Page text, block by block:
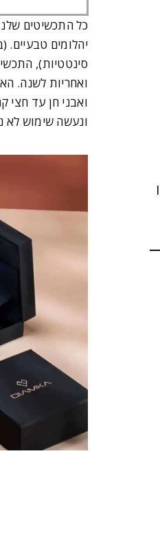
ו
כל התכשיטים
יהלומים טבעיים.
סינטטיות),
ואבני חן עד
ונעשה שימוש לא